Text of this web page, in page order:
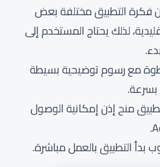
فكرة التطبيق مختلفة بعض
لذلك يحتاج المستخدم إلى
مع رسوم توضيحية بسيطة
منح إذن إمكانية الوصول
بدأ التطبيق بالعمل مباشرة.